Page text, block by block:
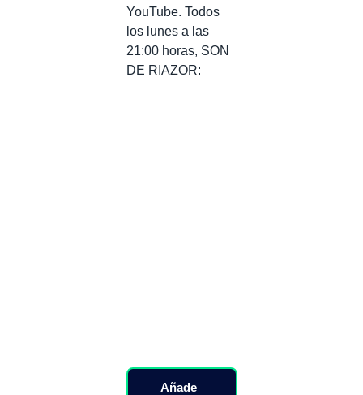
YouTube. Todos
los lunes a las
21:00 horas, SON
DE RIAZOR:
Añade